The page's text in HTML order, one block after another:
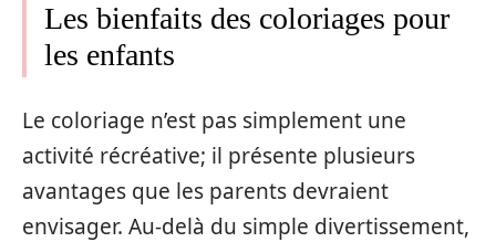
Les bienfaits des coloriages pour
les enfants
Le coloriage n’est pas simplement une
activité récréative; il présente plusieurs
avantages que les parents devraient
envisager. Au-delà du simple divertissement,